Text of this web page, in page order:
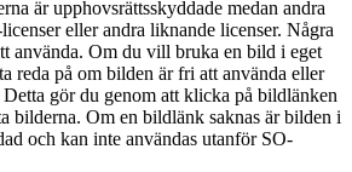
är upphovsrättsskyddade medan andra
eller andra liknande licenser. Några
använda. Om du vill bruka en bild i eget
reda på om bilden är fri att använda eller
gör du genom att klicka på bildlänken
bilderna. Om en bildlänk saknas är bilden i
och kan inte användas utanför SO-